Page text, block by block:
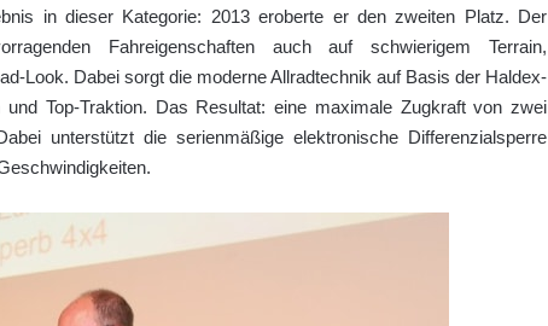
in dieser Kategorie: 2013 eroberte er den zweiten Platz. Der
Fahreigenschaften auch auf schwierigem Terrain,
Look. Dabei sorgt die moderne Allradtechnik auf Basis der Haldex-
und Top-Traktion. Das Resultat: eine maximale Zugkraft von zwei
unterstützt die serienmäßige elektronische Differenzialsperre